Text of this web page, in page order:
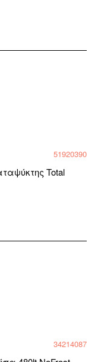
51920390
Total
34214087